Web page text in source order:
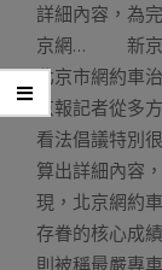
詳細內容，為
京網… 新京報
北京市網約車
京報記者從多
看法倡議特別
算出詳細內容
現，北京網約
存眷的核心
則被稱最嚴專